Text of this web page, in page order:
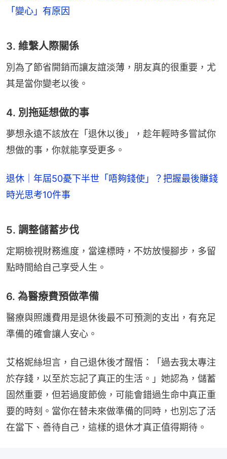
「變心」有原因
3. 維繫人際關係
別為了節省開銷而讓友誼淡薄，朋友真的很重要，尤
其是當你變老以後。
4. 別拖延想做的事
夢想永遠不該放在「退休以後」，趁年輕時多嘗試你
想做的事，你就能享受更多。
退休｜年屆50憂下半世「唔夠錢使」？把握最後賺錢
時光思考10件事
5. 調整儲蓄步伐
定期檢視財務進度，當達標時，不妨放慢腳步，多留
點時間給自己享受人生。
6. 為醫療費預做準備
醫療與照護費用是退休後最不可預測的支出，有充足
準備的確會讓人安心。
艾格妮絲坦言，自己退休後才醒悟：「過去我太專注
於存錢，以至於忘記了真正的生活。」她認為，儲蓄
固然重要，但若過度節儉，可能會錯過生命中真正重
要的時刻。當你在替未來做準備的同時，也別忘了活
在當下、善待自己，這樣的退休才真正值得期待。